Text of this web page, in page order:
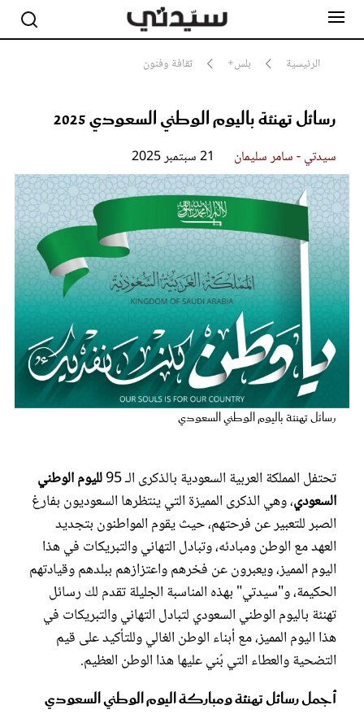
الرئيسية بلس+ ثقافة وفنون
رسائل تهنئة باليوم الوطني السعودي 2025
سيدتي - سامر سليمان 21 سبتمبر 2025
رسائل تهنئة باليوم الوطني السعودي
تحتفل المملكة العربية السعودية بالذكرى الـ 95
لليوم الوطني
السعودي، وهي الذكرى المميزة التي ينتظرها السعوديون بفارغ
الصبر للتعبير عن فرحتهم، حيث يقوم المواطنون بتجديد
العهد مع الوطن ومبادئه، وتبادل التهاني والتبريكات في هذا
اليوم المميز، ويعبرون عن فخرهم واعتزازهم ببلدهم وقيادتهم
الحكيمة، و"سيدتي" بهذه المناسبة الجليلة تقدم لك رسائل
تهنئة باليوم الوطني السعودي لتبادل التهاني والتبريكات في
هذا اليوم المميز، مع أبناء الوطن الغالي وللتأكيد على قيم
التضحية والعطاء التي بُني عليها هذا الوطن العظيم.
أجمل رسائل تهنئة ومباركة اليوم الوطني السعودي
مشاهير
جمال
صحة ورشاقة
سيدتي وطفلك
لايف ستايل
بلس+
فيديو
مطبخ سيدتي
مقالات الرأي
تقارير
عروس سيدتي
مجلة سيدتي
غلاف رفمي